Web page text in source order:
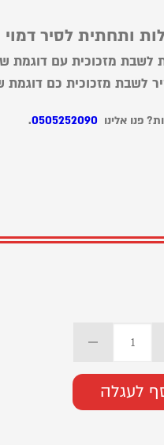
ותחתית לסיר
לשבת מזכוכית עם דוגמת
לשבת מזכוכית כם דוגמת
פנו אלינו 0505252090
.
לעגלה